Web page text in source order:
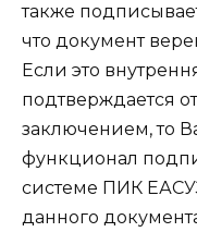
также
что документ
Если это
подтверждается
заключением, то
функционал
системе ПИК
данного